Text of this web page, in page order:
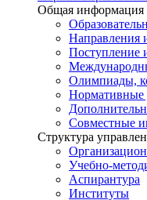
Общая информация
Направления
Поступление
Олимпиады,
Нормативные
Совместные
Структура
Учебно-
Аспирантура
Институты